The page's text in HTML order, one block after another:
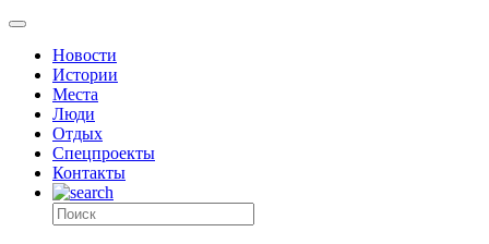
Новости
Истории
Места
Люди
Отдых
Спецпроекты
Контакты